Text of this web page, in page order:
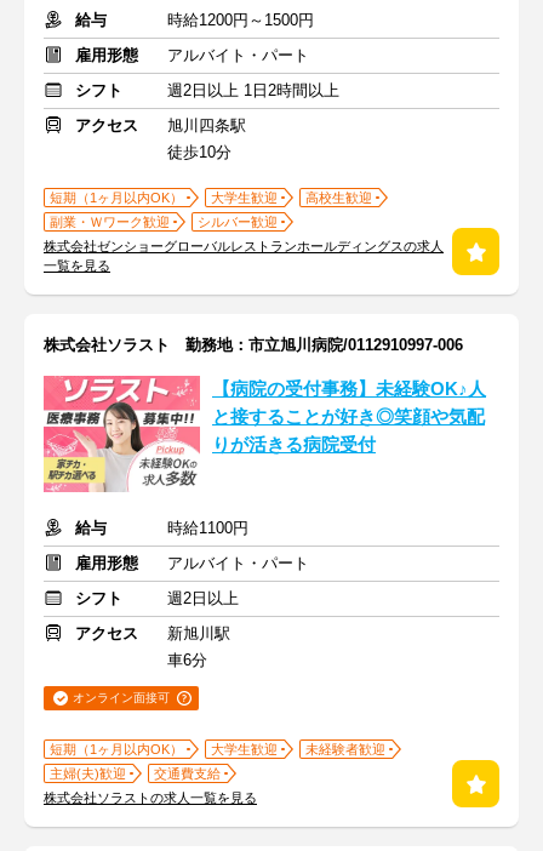
給与
時給1200円～1500円
雇用形態
アルバイト・パート
シフト
週2日以上 1日2時間以上
アクセス
旭川四条駅
徒歩10分
短期（1ヶ月以内OK） 大学生歓迎
高校生歓迎
副業・Ｗワーク歓迎
シルバー歓迎
株式会社ゼンショーグローバルレストランホールディングスの求人
一覧を見る
株式会社ソラスト 勤務地：市立旭川病院/0112910997-006
【病院の受付事務】未経験OK♪人
と接することが好き◎笑顔や気配
りが活きる病院受付
給与
時給1100円
雇用形態
アルバイト・パート
シフト
週2日以上
アクセス
新旭川駅
車6分
オンライン面接可
短期（1ヶ月以内OK） 大学生歓迎
未経験者歓迎
主婦(夫)歓迎
交通費支給
株式会社ソラストの求人一覧を見る